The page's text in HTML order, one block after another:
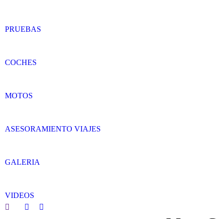
PRUEBAS
COCHES
MOTOS
ASESORAMIENTO VIAJES
GALERIA
VIDEOS
Search:
Facebook
Twitter